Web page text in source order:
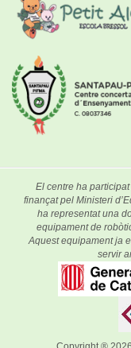
El centre ha
finançat pel Ministeri
ha representat una
equipament de
Aquest equipament ja
servir